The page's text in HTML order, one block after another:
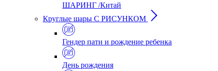
ШАРИНГ /Китай
Круглые шары С РИСУНКОМ
Гендер пати и рождение ребенка
День рождения